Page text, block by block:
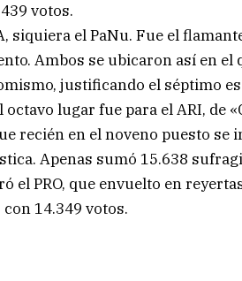
votos.
siquiera el PaNu. Fue el
Ambos se ubicaron así en
justificando el séptimo
octavo lugar fue para el ARI, de
recién en el noveno puesto se
Apenas sumó 15.638
el PRO, que envuelto en
14.349 votos.